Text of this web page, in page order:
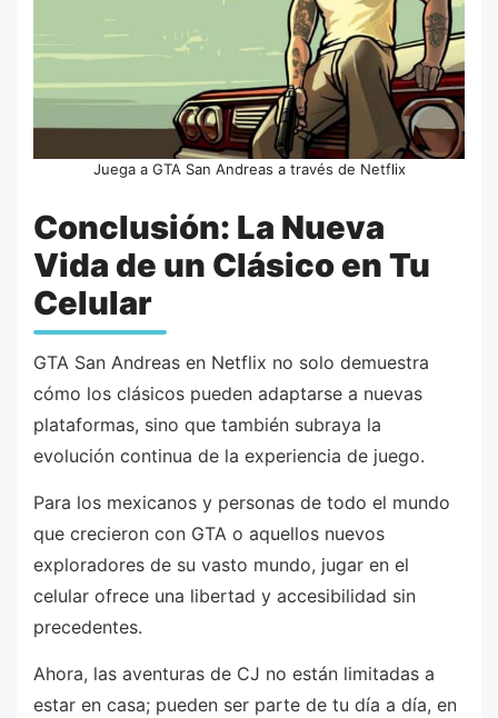
Juega a GTA San Andreas a través de Netflix
Conclusión: La Nueva
Vida de un Clásico en Tu
Celular
GTA San Andreas en Netflix no solo demuestra
cómo los clásicos pueden adaptarse a nuevas
plataformas, sino que también subraya la
evolución continua de la experiencia de juego.
Para los mexicanos y personas de todo el mundo
que crecieron con GTA o aquellos nuevos
exploradores de su vasto mundo, jugar en el
celular ofrece una libertad y accesibilidad sin
precedentes.
Ahora, las aventuras de CJ no están limitadas a
estar en casa; pueden ser parte de tu día a día, en